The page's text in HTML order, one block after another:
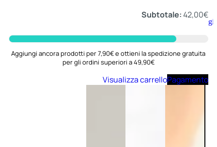
Aggiungi
Subtotale:42,00€
Aggiungi ancora prodotti per 7,90€ e ottieni la spedizione gratuita
per gli ordini superiori a 49,90€
Visualizza carrelloPagamento